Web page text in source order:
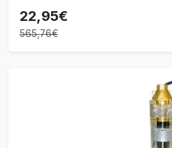
22,95€
565,76€